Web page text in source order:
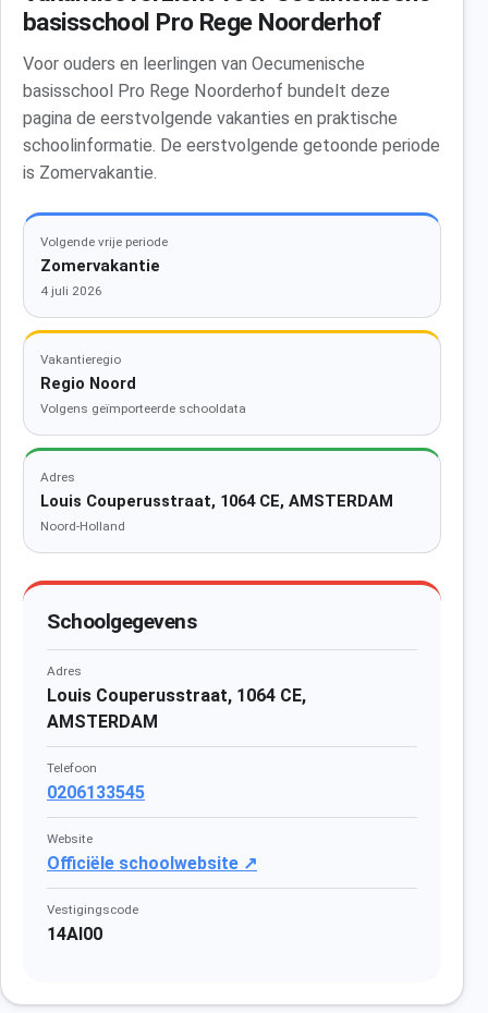
basisschool Pro Rege Noorderhof
Voor ouders en leerlingen van Oecumenische
basisschool Pro Rege Noorderhof bundelt deze
pagina de eerstvolgende vakanties en praktische
schoolinformatie. De eerstvolgende getoonde periode
is Zomervakantie.
Volgende vrije periode
Zomervakantie
4 juli 2026
Vakantieregio
Regio Noord
Volgens geïmporteerde schooldata
Adres
Louis Couperusstraat, 1064 CE, AMSTERDAM
Noord-Holland
Schoolgegevens
Adres
Louis Couperusstraat, 1064 CE,
AMSTERDAM
Telefoon
0206133545
Website
Officiële schoolwebsite ↗
Vestigingscode
14AI00